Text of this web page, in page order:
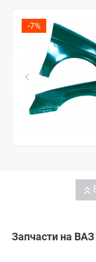
-7%
Запчасти на